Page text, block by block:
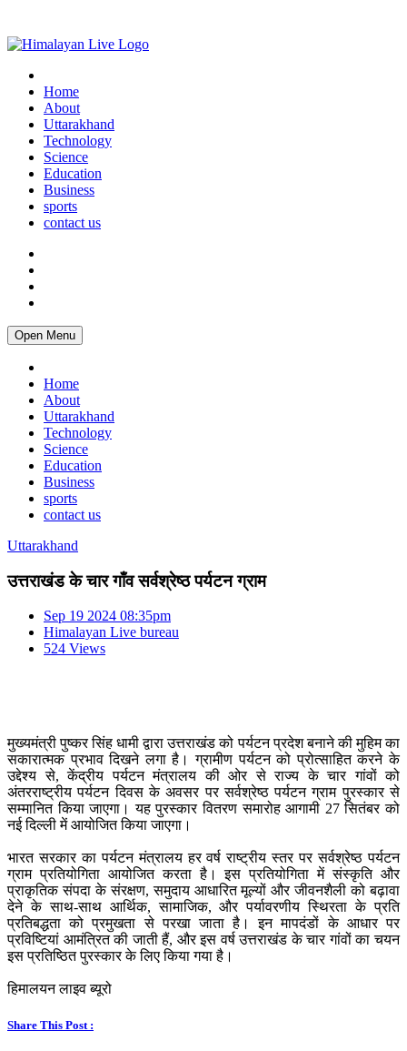
Home
About
Uttarakhand
Technology
Science
Education
Business
sports
contact us
Open Menu
Home
About
Uttarakhand
Technology
Science
Education
Business
sports
contact us
Uttarakhand
उत्तराखंड के चार गाँव सर्वश्रेष्ठ पर्यटन ग्राम
Sep 19 2024 08:35pm
Himalayan Live bureau
524 Views
मुख्यमंत्री पुष्कर सिंह धामी द्वारा उत्तराखंड को पर्यटन प्रदेश बनाने की मुहिम का
सकारात्मक प्रभाव दिखने लगा है। ग्रामीण पर्यटन को प्रोत्साहित करने के
उद्देश्य से, केंद्रीय पर्यटन मंत्रालय की ओर से राज्य के चार गांवों को
अंतरराष्ट्रीय पर्यटन दिवस के अवसर पर सर्वश्रेष्ठ पर्यटन ग्राम पुरस्कार से
सम्मानित किया जाएगा। यह पुरस्कार वितरण समारोह आगामी 27 सितंबर को
नई दिल्ली में आयोजित किया जाएगा।
भारत सरकार का पर्यटन मंत्रालय हर वर्ष राष्ट्रीय स्तर पर सर्वश्रेष्ठ पर्यटन
ग्राम प्रतियोगिता आयोजित करता है। इस प्रतियोगिता में संस्कृति और
प्राकृतिक संपदा के संरक्षण, समुदाय आधारित मूल्यों और जीवनशैली को बढ़ावा
देने के साथ-साथ आर्थिक, सामाजिक, और पर्यावरणीय स्थिरता के प्रति
प्रतिबद्धता को प्रमुखता से परखा जाता है। इन मापदंडों के आधार पर
प्रविष्टियां आमंत्रित की जाती हैं, और इस वर्ष उत्तराखंड के चार गांवों का चयन
इस प्रतिष्ठित पुरस्कार के लिए किया गया है।
हिमालयन लाइव ब्यूरो
Share This Post :